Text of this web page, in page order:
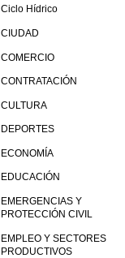
Ciclo Hídrico
CIUDAD
COMERCIO
CONTRATACIÓN
CULTURA
DEPORTES
ECONOMÍA
EDUCACIÓN
EMERGENCIAS Y
PROTECCIÓN CIVIL
EMPLEO Y SECTORES
PRODUCTIVOS